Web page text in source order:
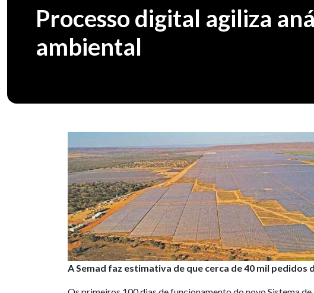
Processo digital agiliza
ambiental
A Semad faz estimativa de que cerca de 40 mil